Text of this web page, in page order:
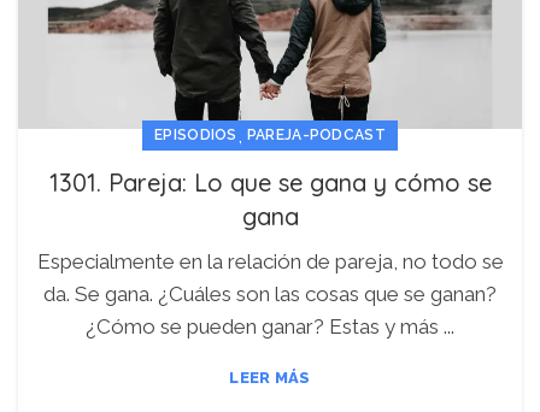
EPISODIOS PAREJA-PODCAST
1301. Pareja: Lo que se gana y cómo se
gana
Especialmente en la relación de pareja, no todo se
da. Se gana. ¿Cuáles son las cosas que se ganan?
¿Cómo se pueden ganar? Estas y más ...
LEER MÁS